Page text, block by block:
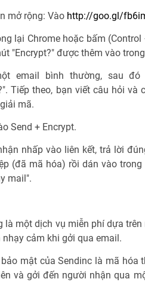
mở rộng: Vào http://goo.gl/
lại Chrome hoặc bấm
"Encrypt?" được thêm vào
email bình thường, sau đó
Tiếp theo, bạn viết câu hỏi
mã.
Send + Encrypt.
nhấp vào liên kết, trả lời
(đã mã hóa) rồi dán vào
mail".
là một dịch vụ miễn phí dựa
cảm khi gởi qua email.
mật của Sendinc là mã
và gởi đến người nhận qua